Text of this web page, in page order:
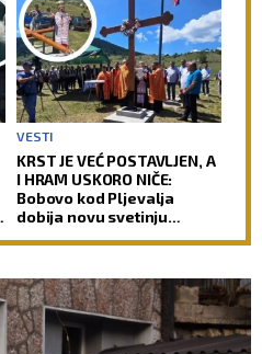
VESTI
KRST JE VEĆ POSTAVLJEN, A
I HRAM USKORO NIČE:
Bobovo kod Pljevalja
dobija novu svetinju